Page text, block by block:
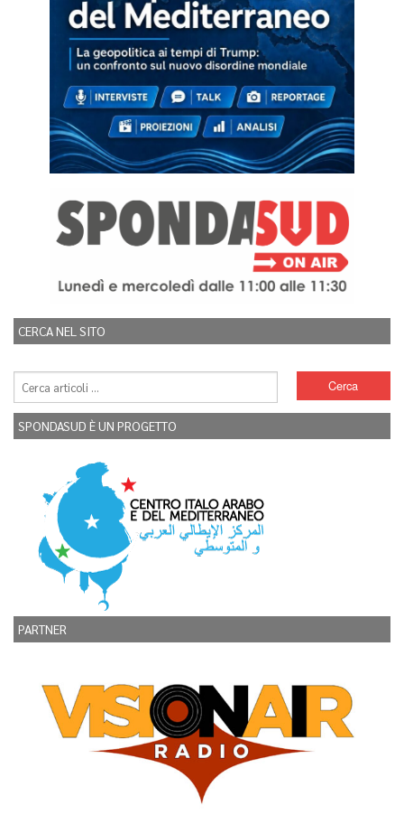
CERCA NEL SITO
SPONDASUD È UN PROGETTO
PARTNER